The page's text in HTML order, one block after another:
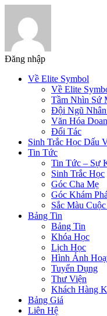
Đăng nhập
Về Elite Symbol
Về Elite
Tầm Nhìn Sứ
Đội Ngũ
Văn Hóa
Đối Tác
Sinh Trắc Học Dấu
Tin Tức
Tin Tức – Sự
Sinh Trắc Học
Góc Cha Mẹ
Góc Khám Phá
Sắc Màu
Bảng Tin
Bảng Tin
Khóa Học
Lịch Học
Hình Ảnh
Tuyển Dụng
Thư Viện
Khách Hàng
Bảng Giá
Liên Hệ